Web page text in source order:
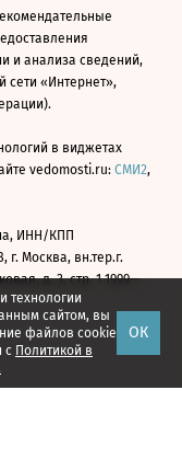
технологии
сайтом, вы
файлов cookie
с Политикой в
ОК
и анализа сведений,
сети «Интернет»,
в виджетах
vedomosti.ru: СМИ2,
ИНН/КПП
г. Москва, вн.тер.г.
д. 3, стр. 1 1999—